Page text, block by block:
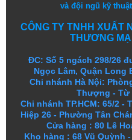
và đội ngũ kỹ thuật
CÔNG TY TNHH XUẤT
THƯƠNG
ĐC: Số 5 ngách 298/26
Ngọc Lâm, Quận Long
Chi nhánh Hà Nội:
Thượng - Từ
Chi nhánh TP.HCM: 65/2 -
Hiệp 26 - Phường Tân
Cửa hàng : 80 Lê
Kho hàng :68 Vũ Quỳnh